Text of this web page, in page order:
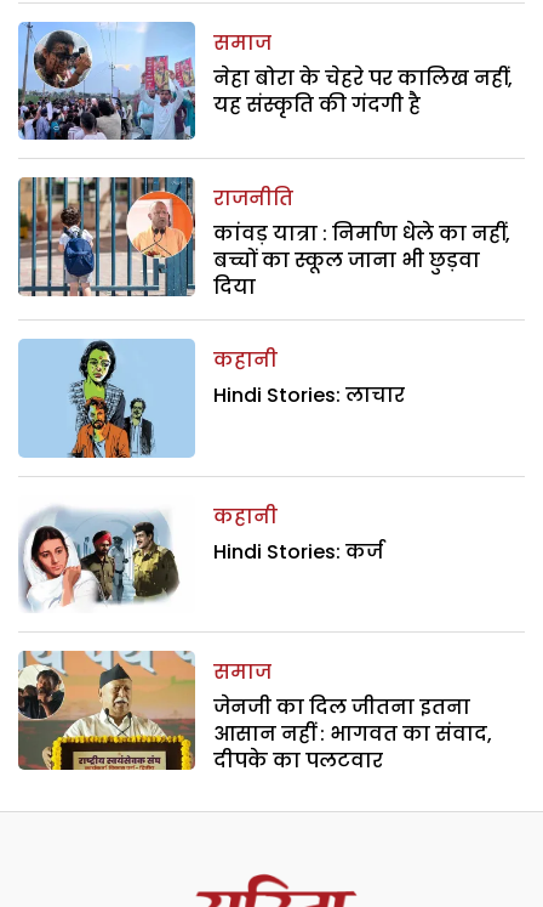
समाज
नेहा बोरा के चेहरे पर कालिख नहीं,
यह संस्कृति की गंदगी है
राजनीति
कांवड़ यात्रा : निर्माण धेले का नहीं,
बच्चों का स्कूल जाना भी छुड़वा
दिया
कहानी
Hindi Stories: लाचार
कहानी
Hindi Stories: कर्ज
समाज
जेनजी का दिल जीतना इतना
आसान नहीं : भागवत का संवाद,
दीपके का पलटवार